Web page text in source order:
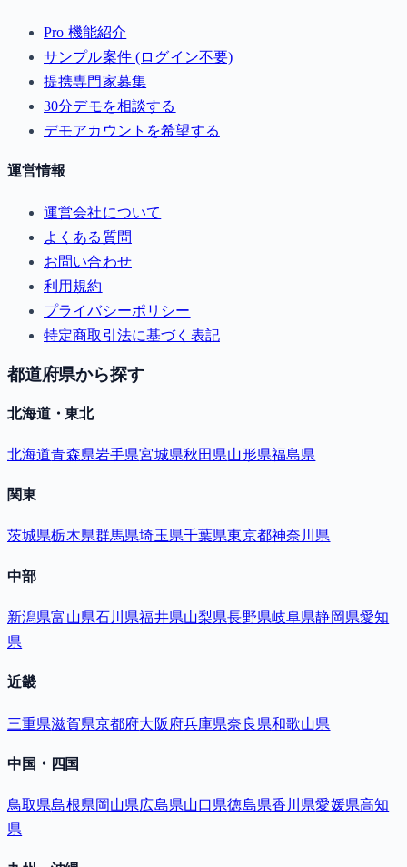
Pro 機能紹介
サンプル案件 (ログイン不要)
提携専門家募集
30分デモを相談する
デモアカウントを希望する
運営情報
運営会社について
よくある質問
お問い合わせ
利用規約
プライバシーポリシー
特定商取引法に基づく表記
都道府県から探す
北海道・東北
北海道青森県岩手県宮城県秋田県山形県福島県
関東
茨城県栃木県群馬県埼玉県千葉県東京都神奈川県
中部
新潟県富山県石川県福井県山梨県長野県岐阜県静岡県愛知
県
近畿
三重県滋賀県京都府大阪府兵庫県奈良県和歌山県
中国・四国
鳥取県島根県岡山県広島県山口県徳島県香川県愛媛県高知
県